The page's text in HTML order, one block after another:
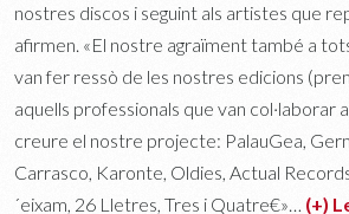
nostres discos i seguint als artistes que
afirmen. «El nostre agraïment també a
van fer ressò de les nostres edicions
aquells professionals que van col·laborar
creure el nostre projecte: PalauGea,
Carrasco, Karonte, Oldies, Actual
´eixam, 26 Lletres, Tres i Quatre€»… (+)